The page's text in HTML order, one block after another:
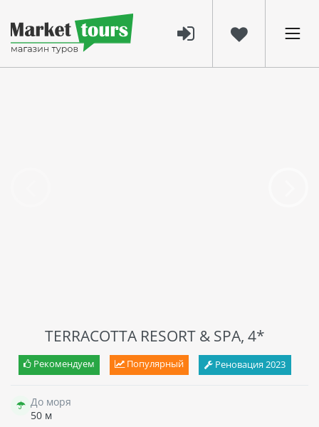
TERRACOTTA RESORT & SPA, 4*
Рекомендуем Популярный Реновация 2023
До моря
50 м